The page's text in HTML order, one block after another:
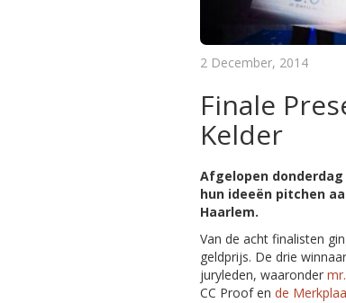
2 December, 2014
Finale
Kelder
Afgelopen
hun ideeën pitchen
Haarlem.
Van de acht finalisten
geldprijs. De drie
juryleden, waaronder
CC Proof en de